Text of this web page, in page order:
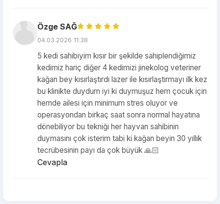
Özge SAĞ
04.03.2026 11:38
5 kedi sahibiyim kısır bir şekilde sahiplendiğimiz
kedimiz hariç diğer 4 kedimizi jinekolog veteriner
kağan bey kısırlaştırdı lazer ile kısırlaştırmayı ilk kez
bu klinikte duydum iyi ki duymuşuz hem çocuk için
hemde ailesi için minimum stres oluyor ve
operasyondan birkaç saat sonra normal hayatına
dönebiliyor bu tekniği her hayvan sahibinin
duymasını çok isterim tabi ki kağan beyin 30 yıllık
tecrübesinin payı da çok büyük 🙏🏻
Cevapla